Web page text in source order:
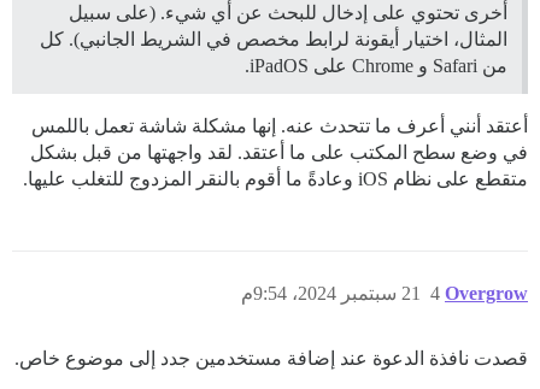
أخرى تحتوي على إدخال للبحث عن أي شيء. (على سبيل
المثال، اختيار أيقونة لرابط مخصص في الشريط الجانبي). كل
من Safari و Chrome على iPadOS.
أعتقد أنني أعرف ما تتحدث عنه. إنها مشكلة شاشة تعمل باللمس
في وضع سطح المكتب على ما أعتقد. لقد واجهتها من قبل بشكل
متقطع على نظام iOS وعادةً ما أقوم بالنقر المزدوج للتغلب عليها.
Overgrow 21 سبتمبر 2024، 9:54م 4
قصدت نافذة الدعوة عند إضافة مستخدمين جدد إلى موضوع خاص.